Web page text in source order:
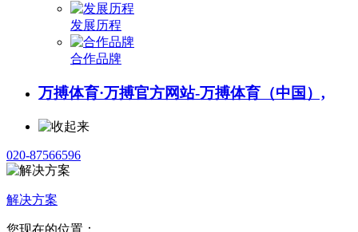
发展历程
合作品牌
万搏体育·万搏官方网站-万搏体育（中国）,
020-87566596
解决方案
您现在的位置：